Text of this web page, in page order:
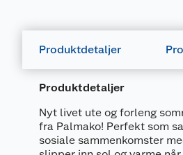
Produktdetaljer
Produktdetaljer
Nyt livet ute og forleng
fra Palmako! Perfekt som
sosiale sammenkomster